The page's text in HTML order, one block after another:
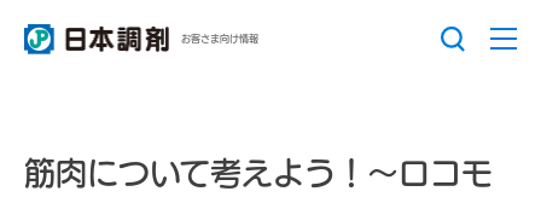
お客さま向け情報
筋肉について考えよう！～ロコモ